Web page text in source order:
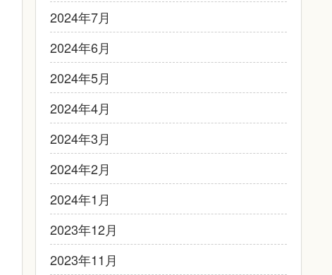
2024年7月
2024年6月
2024年5月
2024年4月
2024年3月
2024年2月
2024年1月
2023年12月
2023年11月